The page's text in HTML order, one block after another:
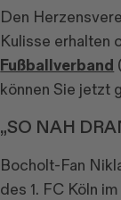
Den
Kulisse erhalten
Fußballverband
können Sie jetzt
„SO NAH
Bocholt-Fan
des 1. FC Köln